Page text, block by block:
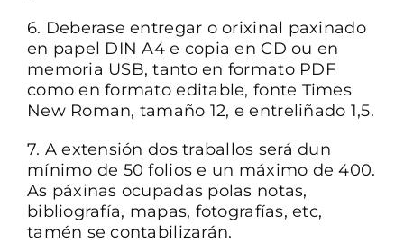
6. Deberase entregar o orixinal paxinado
en papel DIN A4 e copia en CD ou en
memoria USB, tanto en formato PDF
como en formato editable, fonte Times
New Roman, tamaño 12, e entreliñado 1,5.
7. A extensión dos traballos será dun
mínimo de 50 folios e un máximo de 400.
As páxinas ocupadas polas notas,
bibliografía, mapas, fotografías, etc,
tamén se contabilizarán.